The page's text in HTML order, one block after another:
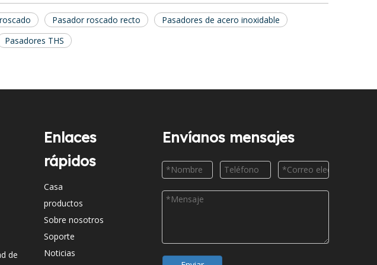
Pasador roscado recto
Pasadores de acero inoxidable
Pasadores THS
de
Enlaces
rápidos
Casa
productos
Sobre nosotros
Soporte
Noticias
Envíanos mensajes